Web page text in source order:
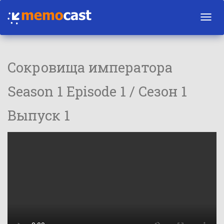
Сокровища императора
Season 1 Episode 1 / Сезон 1
Выпуск 1